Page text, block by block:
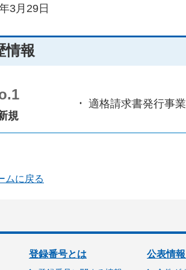
3月29日
情報
規
適格請求書発行事
ムに戻る
登録番号とは 公表情